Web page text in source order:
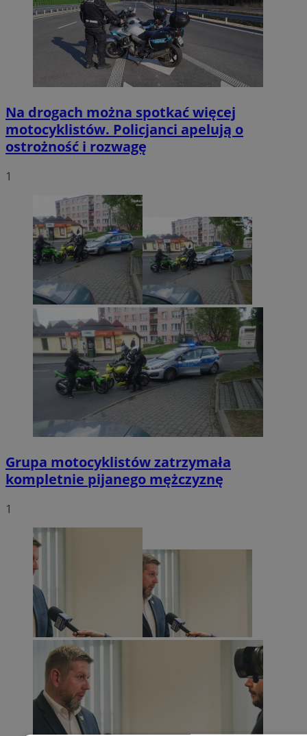
Na drogach można spotkać więcej
motocyklistów. Policjanci apelują o
ostrożność i rozwagę
1
Grupa motocyklistów zatrzymała
kompletnie pijanego mężczyznę
1